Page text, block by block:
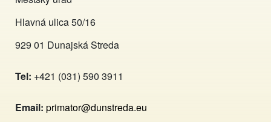
Hlavná ulica 50/16
929 01 Dunajská Streda
Tel: +421 (031) 590 3911
Email: primator@dunstreda.eu